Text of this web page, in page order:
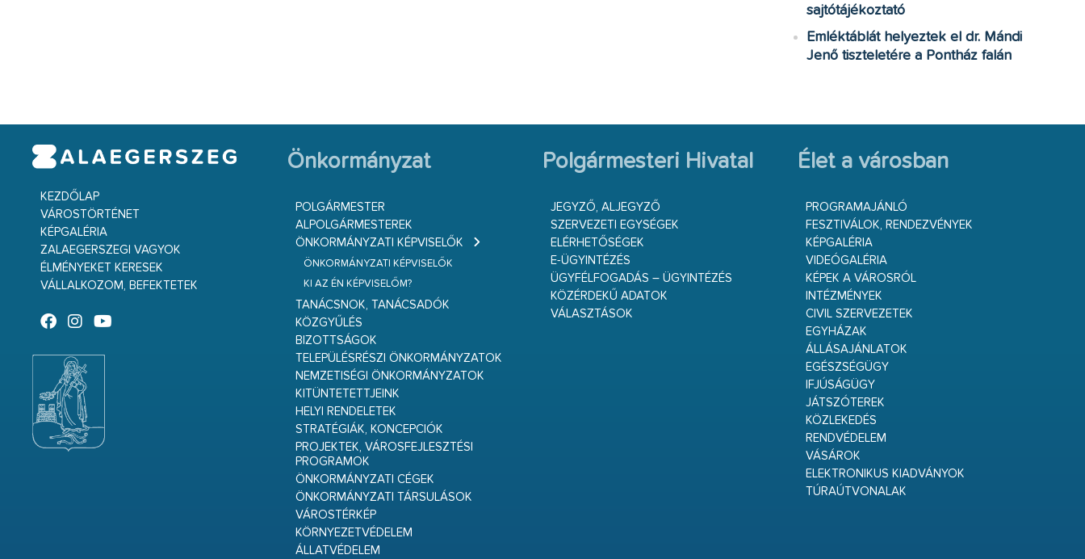
sajtótájékoztató
Emléktáblát helyeztek el dr. Mándi
Jenő tiszteletére a Pontház falán
KEZDŐLAP
VÁROSTÖRTÉNET
KÉPGALÉRIA
ZALAEGERSZEGI VAGYOK
ÉLMÉNYEKET KERESEK
VÁLLALKOZOM, BEFEKTETEK
Önkormányzat
POLGÁRMESTER
ALPOLGÁRMESTEREK
ÖNKORMÁNYZATI KÉPVISELŐK
ÖNKORMÁNYZATI KÉPVISELŐK
KI AZ ÉN KÉPVISELŐM?
TANÁCSNOK, TANÁCSADÓK
KÖZGYŰLÉS
BIZOTTSÁGOK
TELEPÜLÉSRÉSZI ÖNKORMÁNYZATOK
NEMZETISÉGI ÖNKORMÁNYZATOK
KITÜNTETETTJEINK
HELYI RENDELETEK
STRATÉGIÁK, KONCEPCIÓK
PROJEKTEK, VÁROSFEJLESZTÉSI
PROGRAMOK
ÖNKORMÁNYZATI CÉGEK
ÖNKORMÁNYZATI TÁRSULÁSOK
VÁROSTÉRKÉP
KÖRNYEZETVÉDELEM
ÁLLATVÉDELEM
Polgármesteri Hivatal
JEGYZŐ, ALJEGYZŐ
SZERVEZETI EGYSÉGEK
ELÉRHETŐSÉGEK
E-ÜGYINTÉZÉS
ÜGYFÉLFOGADÁS – ÜGYINTÉZÉS
KÖZÉRDEKŰ ADATOK
VÁLASZTÁSOK
Élet a városban
PROGRAMAJÁNLÓ
FESZTIVÁLOK, RENDEZVÉNYEK
KÉPGALÉRIA
VIDEÓGALÉRIA
KÉPEK A VÁROSRÓL
INTÉZMÉNYEK
CIVIL SZERVEZETEK
EGYHÁZAK
ÁLLÁSAJÁNLATOK
EGÉSZSÉGÜGY
IFJÚSÁGÜGY
JÁTSZÓTEREK
KÖZLEKEDÉS
RENDVÉDELEM
VÁSÁROK
ELEKTRONIKUS KIADVÁNYOK
TÚRAÚTVONALAK